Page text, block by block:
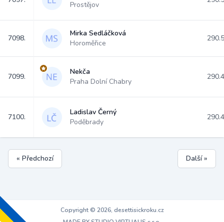
Prostějov
7098.
Mirka Sedláčková
Horoměřice
7099.
Nekča
Praha Dolní Chabry
7100.
Ladislav Černý
Poděbrady
« Předchozí Další »
Copyright © 2026, desettisickroku.cz